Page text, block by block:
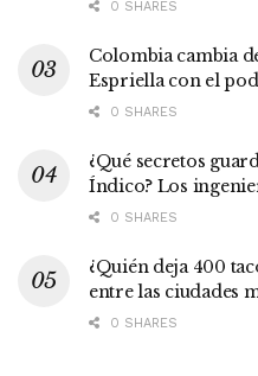
0 SHARES
Colombia cambia
Espriella con el
0 SHARES
¿Qué secretos
Índico? Los
0 SHARES
¿Quién deja 400
entre las ciudades
0 SHARES